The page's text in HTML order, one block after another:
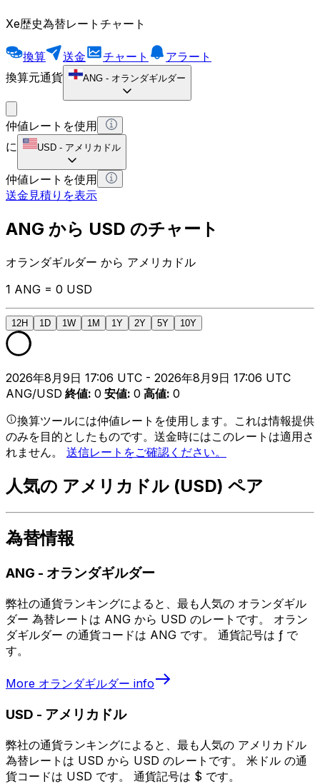
Xe歴史為替レートチャート
換算 送金 チャート
アラート
換算元通貨
ANG - オランダギルダー
仲値レートを使用
に
USD - アメリカドル
仲値レートを使用
送金見積りを表示
ANG から USD のチャート
オランダギルダー から アメリカドル
1 ANG = 0 USD
12H 1D 1W 1M 1Y 2Y 5Y 10Y
2026年8月9日 17:06 UTC - 2026年8月9日 17:06 UTC
ANG/USD 終値: 0 安値: 0 高値: 0
換算ツールには仲値レートを使用します。これは情報提供
のみを目的としたものです。送金時にはこのレートは適用さ
れません。 送信レートをご確認ください。
人気の アメリカドル (USD) ペア
為替情報
ANG - オランダギルダー
弊社の通貨ランキングによると、最も人気の オランダギル
ダー 為替レートは ANG から USD のレートです。 オラン
ダギルダー の通貨コードは ANG です。 通貨記号は ƒ で
す。
More オランダギルダー info
USD - アメリカドル
弊社の通貨ランキングによると、最も人気の アメリカドル
為替レートは USD から USD のレートです。 米ドル の通
貨コードは USD です。 通貨記号は $ です。